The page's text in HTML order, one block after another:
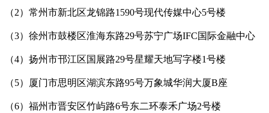
（2）常州市新北区龙锦路1590号现代传媒中心5号楼
（3）徐州市鼓楼区淮海东路29号苏宁广场IFC国际金融中心
（4）扬州市邗江区国展路29号星耀天地写字楼1号楼
（5）厦门市思明区湖滨东路95号万象城华润大厦B座
（6）福州市晋安区竹屿路6号东二环泰禾广场2号楼